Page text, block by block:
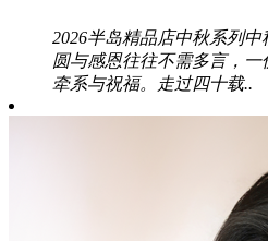
2026半岛精品店中秋系列
圆与感恩往往不需多言，
牵系与祝福。走过四十载..